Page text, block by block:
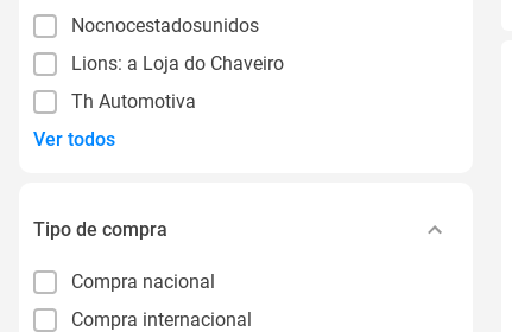
Nocnocestadosunidos
Lions: a Loja do Chaveiro
Th Automotiva
Ver todos
Tipo de compra
Compra nacional
Compra internacional